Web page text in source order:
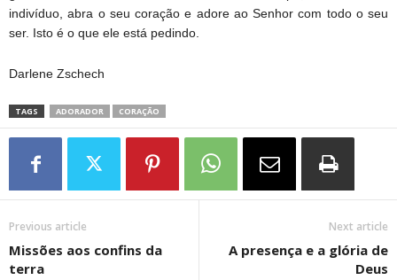
indivíduo, abra o seu coração e adore ao Senhor com todo o seu
ser. Isto é o que ele está pedindo.
Darlene Zschech
TAGS ADORADOR CORAÇÃO
Previous article
Missões aos confins da
terra
Next article
A presença e a glória de
Deus